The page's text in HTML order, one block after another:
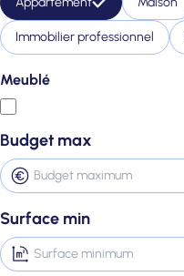
Immobilier professionnel
Meublé
Budget max
Surface min